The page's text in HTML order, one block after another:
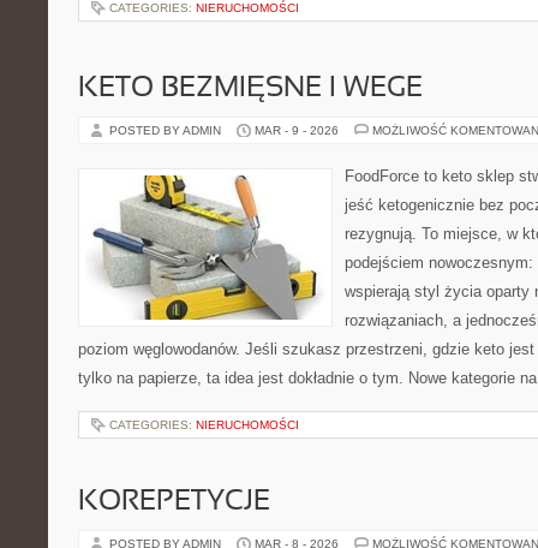
CATEGORIES: NIERUCHOMOŚCI
KETO BEZMIĘSNE I WEGE
POSTED BY ADMIN MAR - 9 - 2026 MOŻLIWOŚĆ
FoodForce to keto sklep
jeść ketogenicznie bez
rezygnują. To miejsce, w
podejściem
wspierają styl życia oparty
rozwiązaniach, a
poziom węglowodanów. Jeśli szukasz przestrzeni, gdzie keto
tylko na papierze, ta idea jest dokładnie o tym. Nowe kategorie
CATEGORIES: NIERUCHOMOŚCI
KOREPETYCJE
POSTED BY ADMIN MAR - 8 - 2026 MOŻLIWOŚĆ